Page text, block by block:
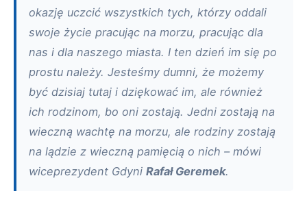
okazję uczcić wszystkich tych, którzy oddali
swoje życie pracując na morzu, pracując dla
nas i dla naszego miasta. I ten dzień im się po
prostu należy. Jesteśmy dumni, że możemy
być dzisiaj tutaj i dziękować im, ale również
ich rodzinom, bo oni zostają. Jedni zostają na
wieczną wachtę na morzu, ale rodziny zostają
na lądzie z wieczną pamięcią o nich – mówi
wiceprezydent Gdyni Rafał Geremek.